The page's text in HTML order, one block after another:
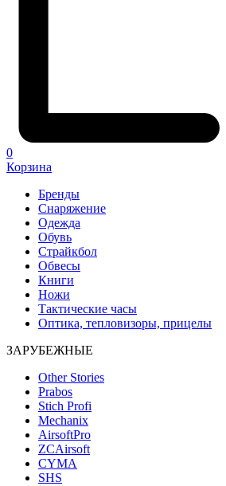
0
Корзина
Бренды
Снаряжение
Одежда
Обувь
Страйкбол
Обвесы
Книги
Ножи
Тактические часы
Оптика, тепловизоры, прицелы
ЗАРУБЕЖНЫЕ
Other Stories
Prabos
Stich Profi
Mechanix
AirsoftPro
ZCAirsoft
CYMA
SHS